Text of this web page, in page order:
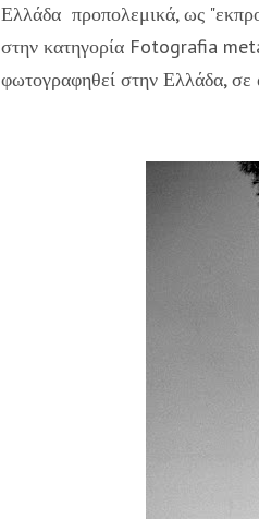
Ελλάδα προπολεμικά, ως
στην κατηγορία Fotografia
φωτογραφηθεί στην Ελλάδα, σε